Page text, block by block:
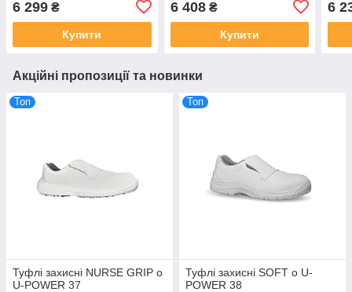
6 299 ₴
Купити
6 408₴
Купити
6
Акційні пропозиції та новинки
Топ
Туфлі захисні NURSE GRIP o
U-POWER 37
Топ
Туфлі захисні SOFT o U-
POWER 38